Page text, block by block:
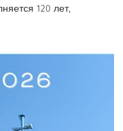
120 лет,